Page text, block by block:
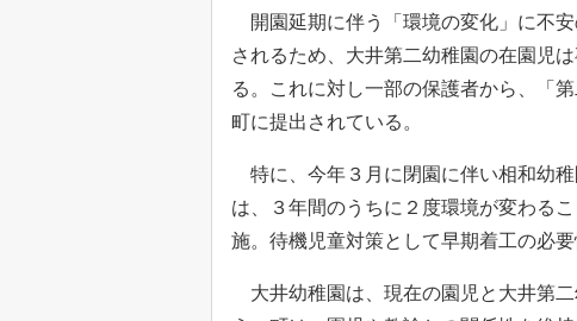
開園延期に伴う「環境の変化」に不
されるため、大井第二幼稚園の在園児
る。これに対し一部の保護者から、「
町に提出されている。
特に、今年３月に閉園に伴い相和幼
は、３年間のうちに２度環境が変わる
施。待機児童対策として早期着工の必
大井幼稚園は、現在の園児と大井第